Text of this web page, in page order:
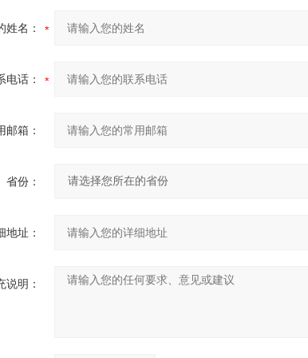
姓名：
电话：
邮箱：
省份：
地址：
说明：